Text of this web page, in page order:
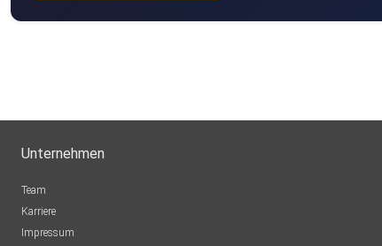
Unternehmen
Team
Karriere
Impressum